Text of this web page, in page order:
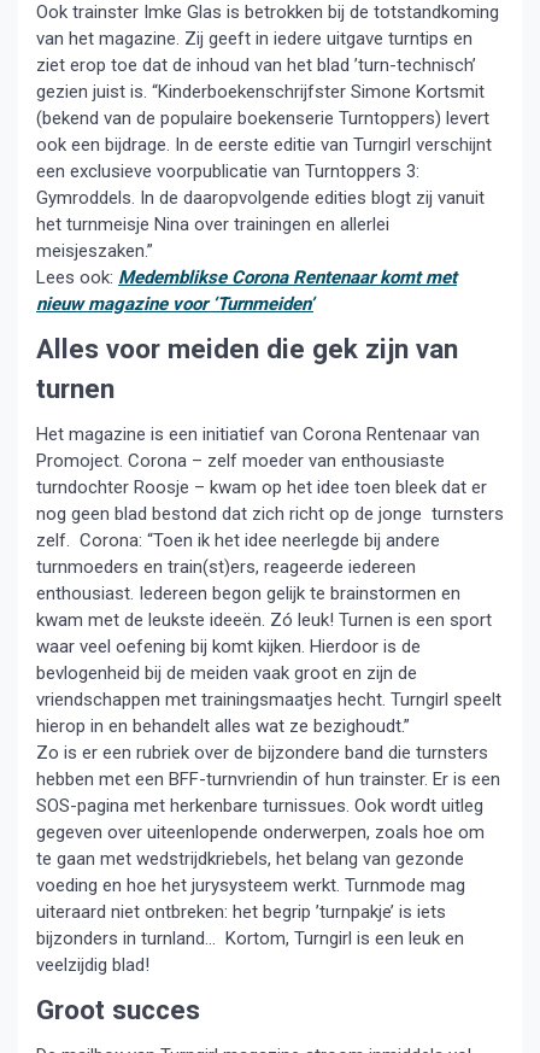
Ook trainster Imke Glas is betrokken bij de totstandkoming
van het magazine. Zij geeft in iedere uitgave turntips en
ziet erop toe dat de inhoud van het blad ’turn-technisch’
gezien juist is. “Kinderboekenschrijfster Simone Kortsmit
(bekend van de populaire boekenserie Turntoppers) levert
ook een bijdrage. In de eerste editie van Turngirl verschijnt
een exclusieve voorpublicatie van Turntoppers 3:
Gymroddels. In de daaropvolgende edities blogt zij vanuit
het turnmeisje Nina over trainingen en allerlei
meisjeszaken.”
Lees ook: Medemblikse Corona Rentenaar komt met
nieuw magazine voor ‘Turnmeiden’
Alles voor meiden die gek zijn van
turnen
Het magazine is een initiatief van Corona Rentenaar van
Promoject. Corona – zelf moeder van enthousiaste
turndochter Roosje – kwam op het idee toen bleek dat er
nog geen blad bestond dat zich richt op de jonge turnsters
zelf. Corona: “Toen ik het idee neerlegde bij andere
turnmoeders en train(st)ers, reageerde iedereen
enthousiast. Iedereen begon gelijk te brainstormen en
kwam met de leukste ideeën. Zó leuk! Turnen is een sport
waar veel oefening bij komt kijken. Hierdoor is de
bevlogenheid bij de meiden vaak groot en zijn de
vriendschappen met trainingsmaatjes hecht. Turngirl speelt
hierop in en behandelt alles wat ze bezighoudt.”
Zo is er een rubriek over de bijzondere band die turnsters
hebben met een BFF-turnvriendin of hun trainster. Er is een
SOS-pagina met herkenbare turnissues. Ook wordt uitleg
gegeven over uiteenlopende onderwerpen, zoals hoe om
te gaan met wedstrijdkriebels, het belang van gezonde
voeding en hoe het jurysysteem werkt. Turnmode mag
uiteraard niet ontbreken: het begrip ’turnpakje’ is iets
bijzonders in turnland… Kortom, Turngirl is een leuk en
veelzijdig blad!
Groot succes